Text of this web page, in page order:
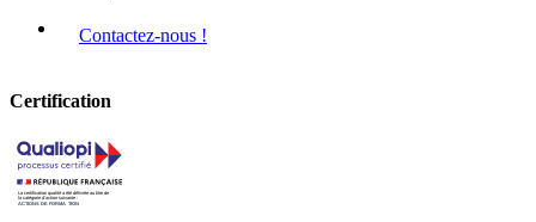
Contactez-nous !
Certification